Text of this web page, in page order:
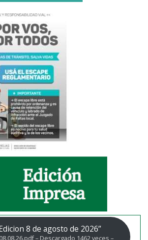
8 de agosto de 2026”
– Descargado 1462 veces –